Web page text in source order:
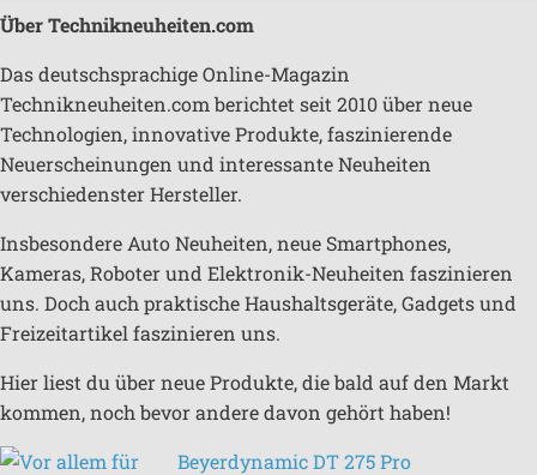
Über Technikneuheiten.com
Das deutschsprachige Online-Magazin
Technikneuheiten.com berichtet seit 2010 über neue
Technologien, innovative Produkte, faszinierende
Neuerscheinungen und interessante Neuheiten
verschiedenster Hersteller.
Insbesondere Auto Neuheiten, neue Smartphones,
Kameras, Roboter und Elektronik-Neuheiten faszinieren
uns. Doch auch praktische Haushaltsgeräte, Gadgets und
Freizeitartikel faszinieren uns.
Hier liest du über neue Produkte, die bald auf den Markt
kommen, noch bevor andere davon gehört haben!
Beyerdynamic DT 275 Pro